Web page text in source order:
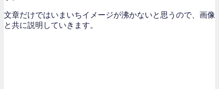
文章だけではいまいちイメージが沸かないと思うので、画像
と共に説明していきます。